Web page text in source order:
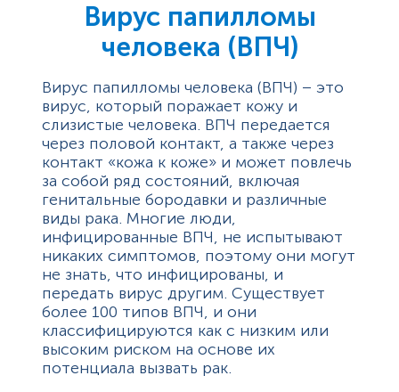
Вирус папилломы
человека (ВПЧ)
Вирус папилломы человека (ВПЧ) – это
вирус, который поражает кожу и
слизистые человека. ВПЧ передается
через половой контакт, а также через
контакт «кожа к коже» и может повлечь
за собой ряд состояний, включая
генитальные бородавки и различные
виды рака. Многие люди,
инфицированные ВПЧ, не испытывают
никаких симптомов, поэтому они могут
не знать, что инфицированы, и
передать вирус другим. Существует
более 100 типов ВПЧ, и они
классифицируются как с низким или
высоким риском на основе их
потенциала вызвать рак.